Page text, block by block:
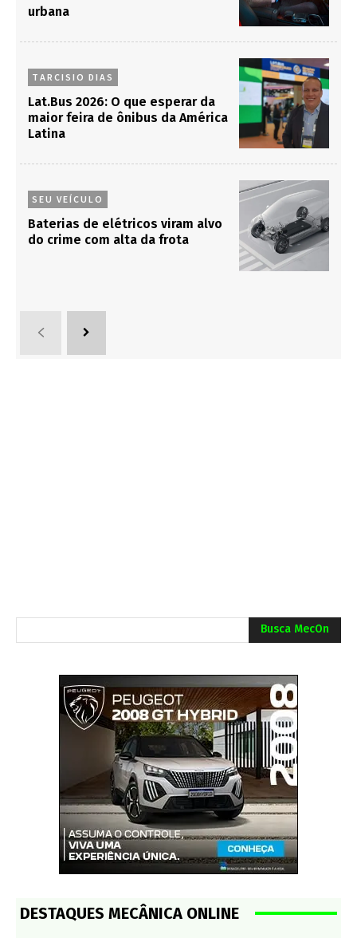
urbana
TARCISIO DIAS
Lat.Bus 2026: O que esperar da
maior feira de ônibus da América
Latina
SEU VEÍCULO
Baterias de elétricos viram alvo
do crime com alta da frota
Busca MecOn
DESTAQUES MECÂNICA ONLINE